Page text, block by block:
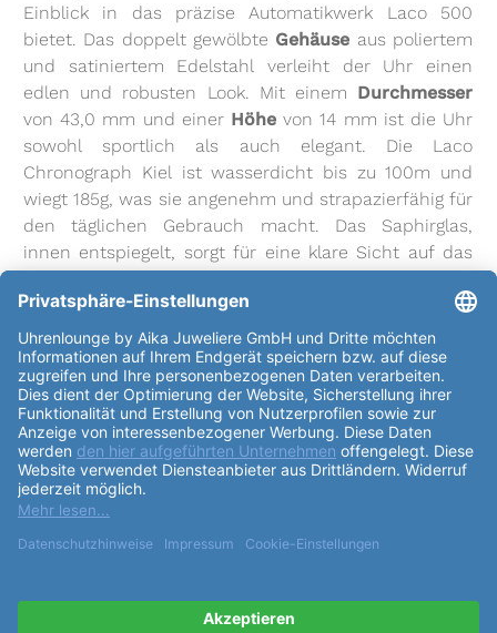
Einblick in das präzise Automatikwerk Laco 500
bietet. Das doppelt gewölbte Gehäuse aus poliertem
und satiniertem Edelstahl verleiht der Uhr einen
edlen und robusten Look. Mit einem Durchmesser
von 43,0 mm und einer Höhe von 14 mm ist die Uhr
sowohl sportlich als auch elegant. Die Laco
Chronograph Kiel ist wasserdicht bis zu 100m und
wiegt 185g, was sie angenehm und strapazierfähig für
den täglichen Gebrauch macht. Das Saphirglas,
innen entspiegelt, sorgt für eine klare Sicht auf das
arabische Zahlen und Indexe sind mit Leuchtmasse
Superluminova C3 belegt, sodass die Uhr auch im
Dunkeln gut lesbar ist. Das Automatikwerk Laco 500
basiert auf dem Sellita SW 500 und zeichnet sich
durch seine Präzision und Zuverlässigkeit aus. Die
thermisch gebläuten Edelstahlzeiger sind ebenfalls
mit Leuchtmasse Superluminova C3 gefüllt, was eine
exzellente Ablesbarkeit garantiert. Zusätzlich verfügt
die Uhr über eine englische Tagesanzeige, die
Funktionalität und Stil perfekt kombiniert. Das
komfortabel als auch elegant und passt für einen
Armumfang von 14,0 - 23,0 cm. Mit einer